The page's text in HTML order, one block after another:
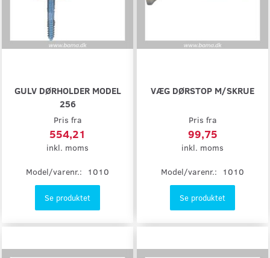
GULV DØRHOLDER MODEL
256
Pris fra
554,21
inkl. moms
Model/varenr.: 1010
Se produktet
VÆG DØRSTOP M/SKRUE
Pris fra
99,75
inkl. moms
Model/varenr.: 1010
Se produktet